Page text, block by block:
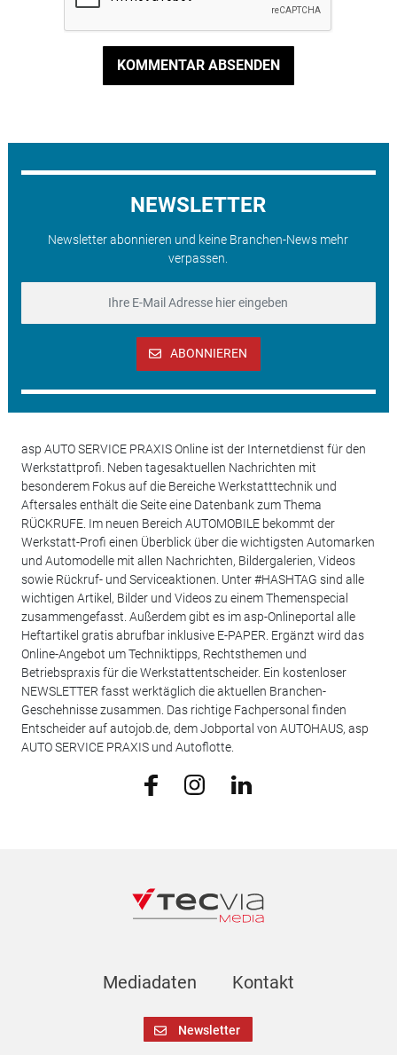
KOMMENTAR ABSENDEN
NEWSLETTER
Newsletter abonnieren und keine Branchen-News mehr
verpassen.
ABONNIEREN
asp AUTO SERVICE PRAXIS Online ist der Internetdienst für den
Werkstattprofi. Neben tagesaktuellen Nachrichten mit
besonderem Fokus auf die Bereiche Werkstatttechnik und
Aftersales enthält die Seite eine Datenbank zum Thema
RÜCKRUFE. Im neuen Bereich AUTOMOBILE bekommt der
Werkstatt-Profi einen Überblick über die wichtigsten Automarken
und Automodelle mit allen Nachrichten, Bildergalerien, Videos
sowie Rückruf- und Serviceaktionen. Unter #HASHTAG sind alle
wichtigen Artikel, Bilder und Videos zu einem Themenspecial
zusammengefasst. Außerdem gibt es im asp-Onlineportal alle
Heftartikel gratis abrufbar inklusive E-PAPER. Ergänzt wird das
Online-Angebot um Techniktipps, Rechtsthemen und
Betriebspraxis für die Werkstattentscheider. Ein kostenloser
NEWSLETTER fasst werktäglich die aktuellen Branchen-
Geschehnisse zusammen. Das richtige Fachpersonal finden
Entscheider auf autojob.de, dem Jobportal von AUTOHAUS, asp
AUTO SERVICE PRAXIS und Autoflotte.
Mediadaten Kontakt
Newsletter